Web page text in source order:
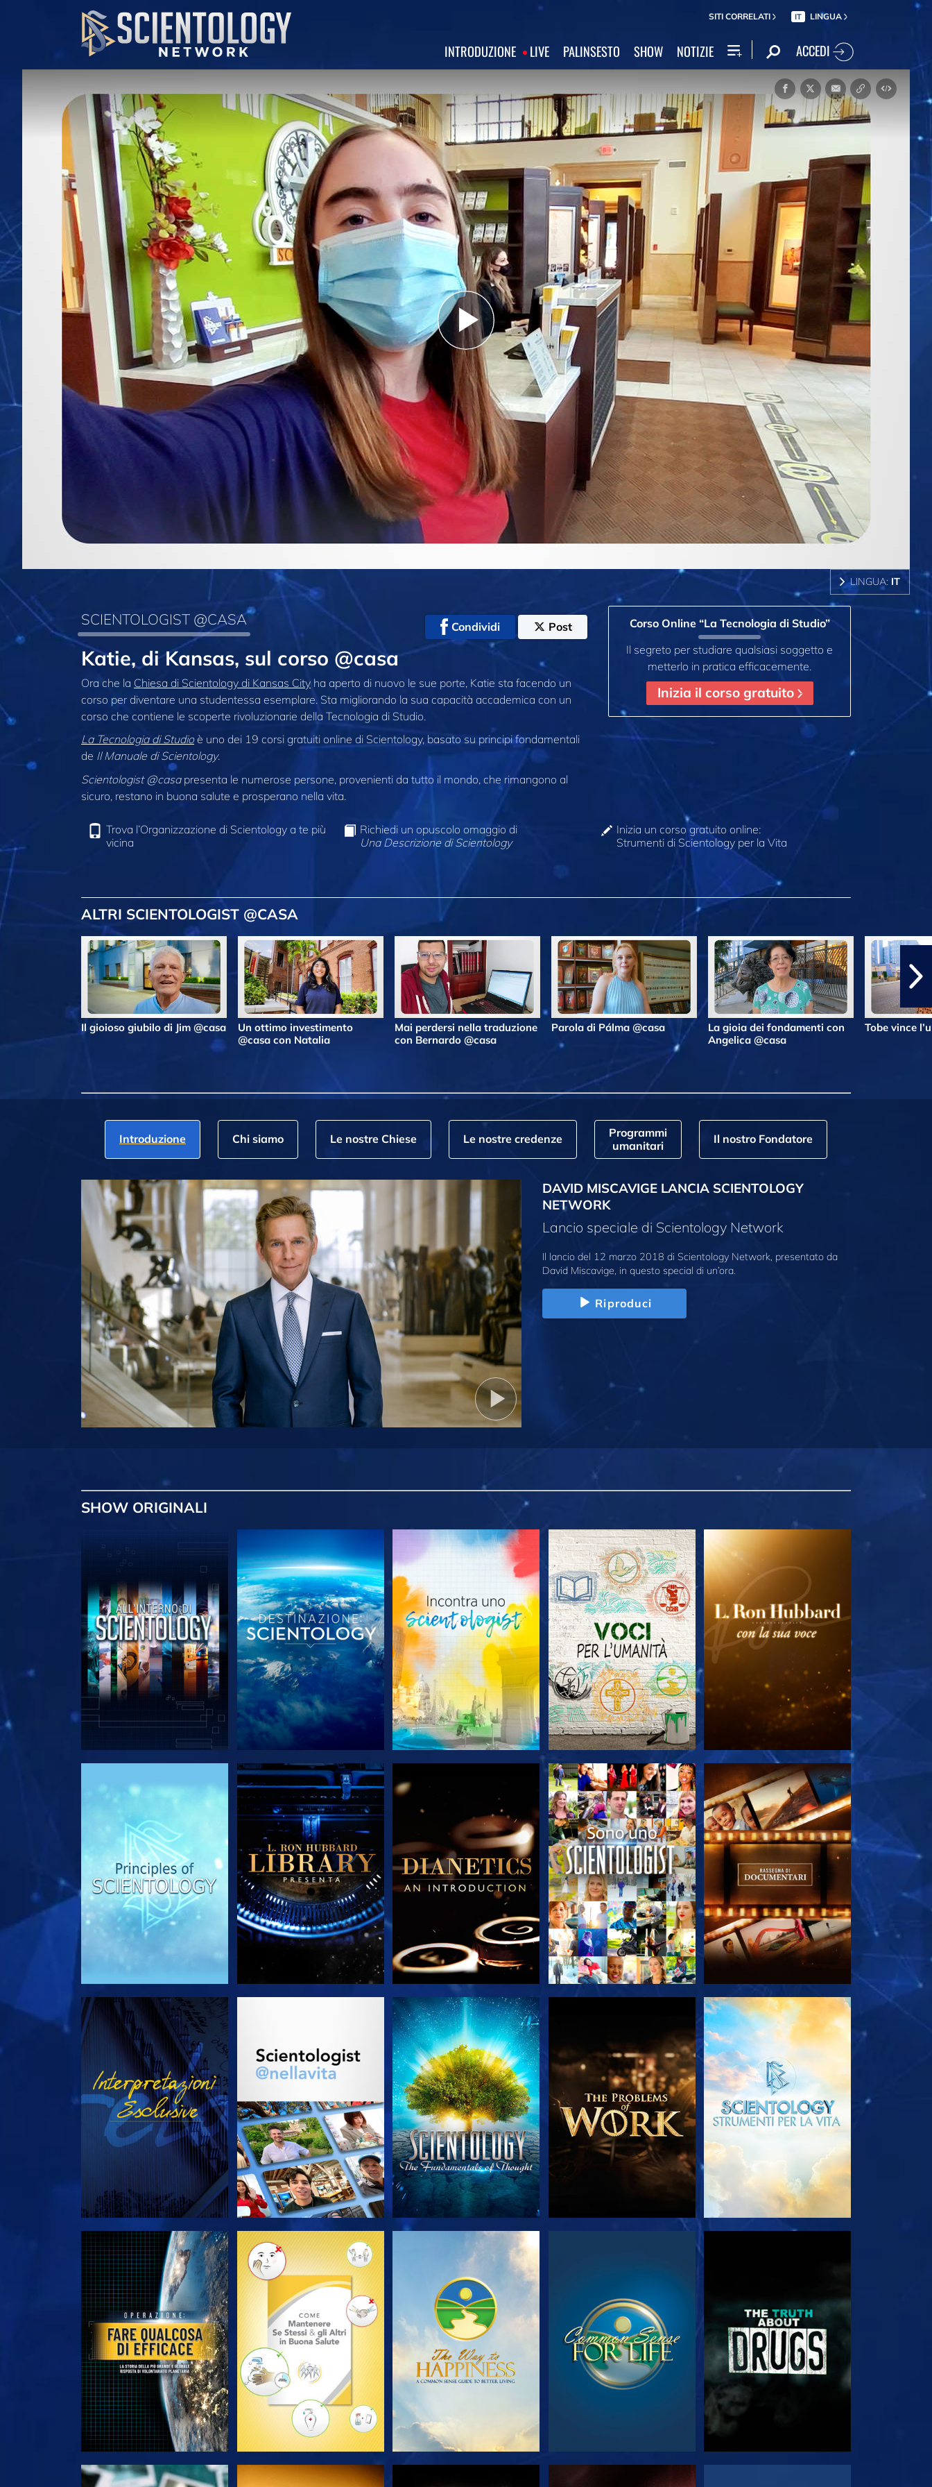
SITI CORRELATI IT LINGUA
INTRODUZIONE LIVE PALINSESTO SHOW NOTIZIE ACCEDI
Play
Video
LINGUA: IT
SCIENTOLOGIST @CASA Condividi Post
Katie, di Kansas, sul corso @casa
Ora che la Chiesa di Scientology di Kansas City ha aperto di nuovo le sue porte, Katie sta facendo un
corso per diventare una studentessa esemplare. Sta migliorando la sua capacità accademica con un
corso che contiene le scoperte rivoluzionarie della Tecnologia di Studio.
La Tecnologia di Studioè uno dei 19 corsi gratuiti online di Scientology, basato su principi fondamentali
de Il Manuale di Scientology.
Scientologist @casapresenta le numerose persone, provenienti da tutto il mondo, che rimangono al
sicuro, restano in buona salute e prosperano nella vita.
Corso Online “La Tecnologia di Studio”
Il segreto per studiare qualsiasi soggetto e
metterlo in pratica efficacemente.
Inizia il corso gratuito
Trova l’Organizzazione di Scientology a te più
vicina
Richiedi un opuscolo omaggio di
Una Descrizione di Scientology
Inizia un corso gratuito online:
Strumenti di Scientology per la Vita
ALTRI SCIENTOLOGIST @CASA
Il gioioso giubilo di Jim @casa
Un ottimo investimento
@casa con Natalia
Mai perdersi nella traduzione
con Bernardo @casa
Parola di Pálma @casa
La gioia dei fondamenti con
Angelica @casa
Tobe vince
Introduzione Chi siamo Le nostre Chiese Le nostre credenze
Programmi
umanitari
Il nostro Fondatore
DAVID MISCAVIGE LANCIA SCIENTOLOGY
NETWORK
Lancio speciale di Scientology Network
Il lancio del 12 marzo 2018 di Scientology Network, presentato da
David Miscavige, in questo special di un’ora.
Riproduci
SHOW ORIGINALI
ESPLORA LE SERIE ESPLORA LE SERIE ESPLORA LE SERIE ESPLORA LE SERIE ESPLORA LE SERIE
GUARDA GUARDA ESPLORA LE SERIE
ESPLORA LE SERIE ESPLORA LE SERIE